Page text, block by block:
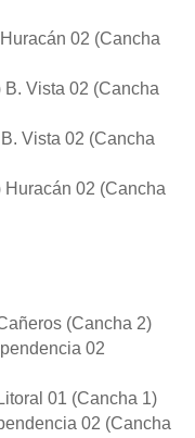
02 (Cancha
Vista 02 (Cancha
Vista 02 (Cancha
Huracán 02 (Cancha
(Cancha 2)
02
01 (Cancha 1)
02 (Cancha